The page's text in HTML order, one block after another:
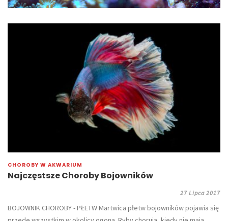
CHOROBY W AKWARIUM
Najczęstsze Choroby Bojowników
27 Lipca 2017
BOJOWNIK CHOROBY - PŁETW Martwica płetw bojowników pojawia się